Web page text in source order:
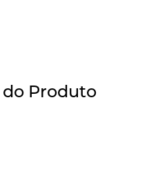
Produto